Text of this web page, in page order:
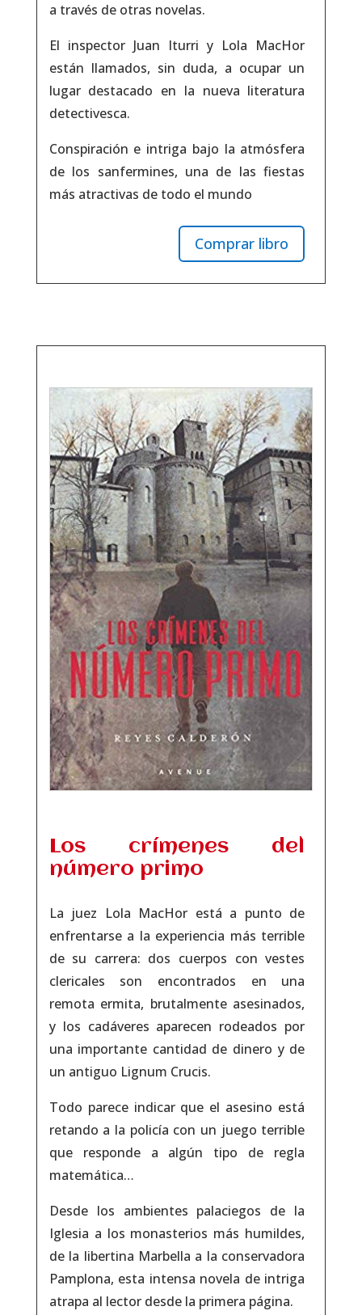
a través de otras novelas.
El inspector Juan Iturri y Lola MacHor
están llamados, sin duda, a ocupar un
lugar destacado en la nueva literatura
detectivesca.
Conspiración e intriga bajo la atmósfera
de los sanfermines, una de las fiestas
más atractivas de todo el mundo
Comprar libro
Los crímenes del
número primo
La juez Lola MacHor está a punto de
enfrentarse a la experiencia más terrible
de su carrera: dos cuerpos con vestes
clericales son encontrados en una
remota ermita, brutalmente asesinados,
y los cadáveres aparecen rodeados por
una importante cantidad de dinero y de
un antiguo Lignum Crucis.
Todo parece indicar que el asesino está
retando a la policía con un juego terrible
que responde a algún tipo de regla
matemática…
Desde los ambientes palaciegos de la
Iglesia a los monasterios más humildes,
de la libertina Marbella a la conservadora
Pamplona, esta intensa novela de intriga
atrapa al lector desde la primera página.